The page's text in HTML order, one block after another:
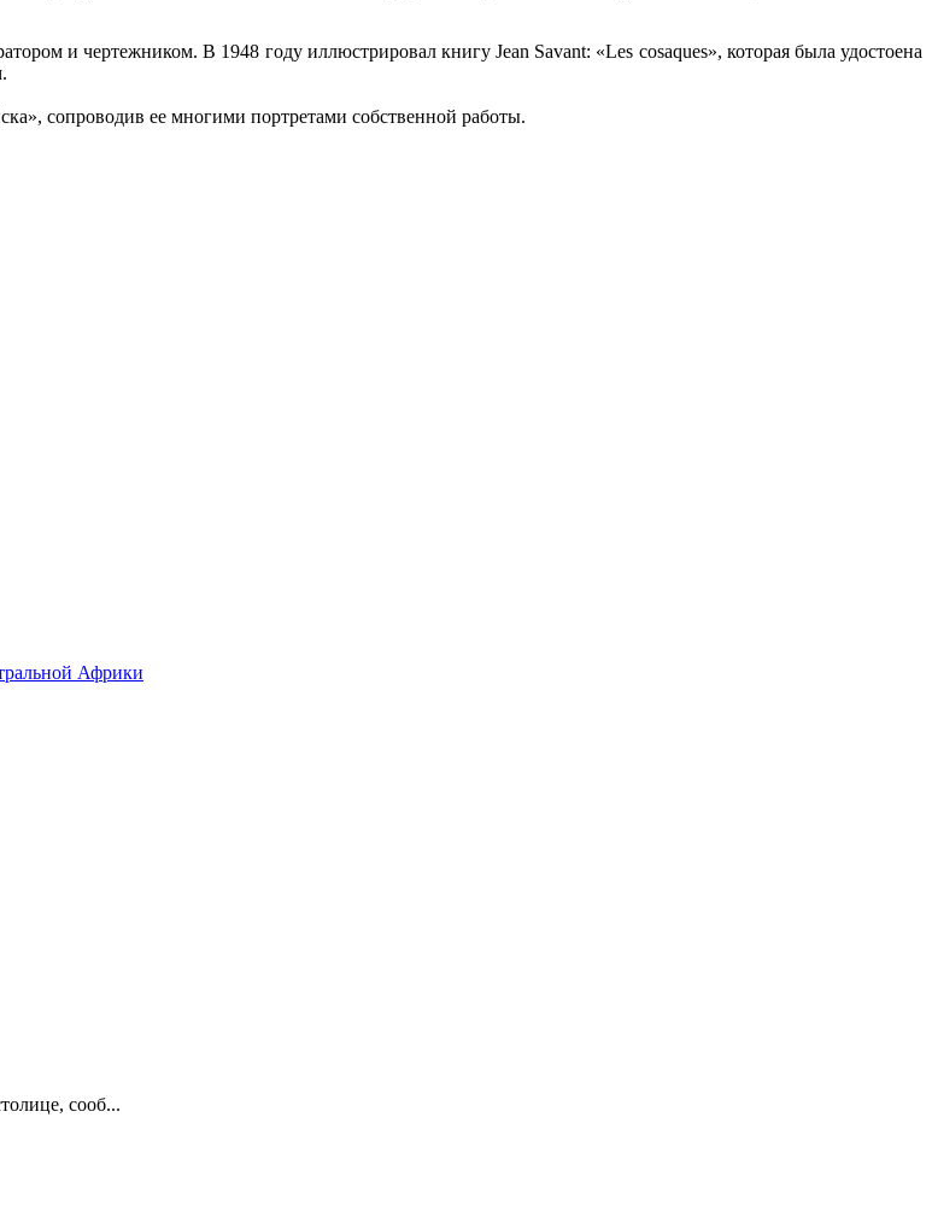
и чертежником. В 1948 году иллюстрировал книгу Jean Savant: «Les cosaques», которая была удостоена
сопроводив ее многими портретами собственной работы.
Африки
сооб...